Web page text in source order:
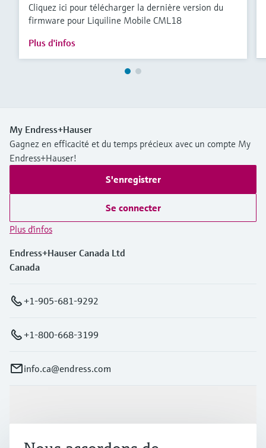
Cliquez ici pour télécharger la dernière version du
firmware pour Liquiline Mobile CML18
Plus d'infos
My Endress+Hauser
Gagnez en efficacité et du temps précieux avec un compte My
Endress+Hauser!
S'enregistrer
Se connecter
Plus d'infos
Endress+Hauser Canada Ltd
Canada
+1-905-681-9292
+1-800-668-3199
info.ca@endress.com